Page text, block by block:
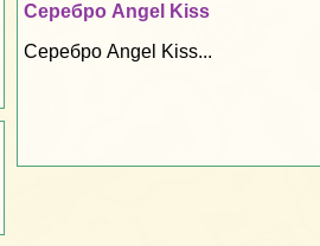
Серебро Angel Kiss
Серебро Angel Kiss...